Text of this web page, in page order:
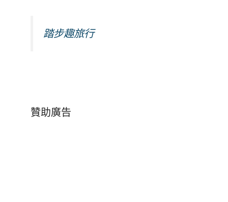
踏步趣旅行
贊助廣告